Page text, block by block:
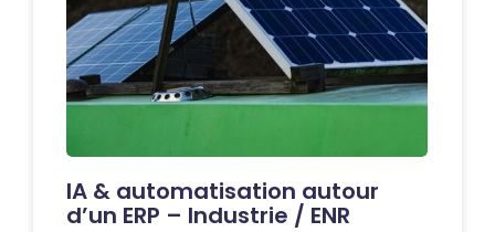
IA & automatisation autour
d’un ERP – Industrie / ENR